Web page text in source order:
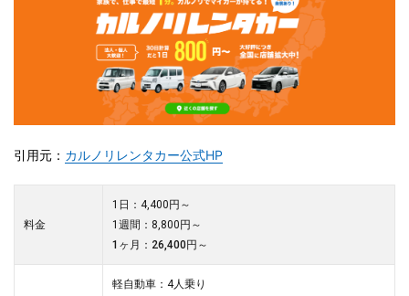
引用元： カルノリレンタカー公式HP
料金
1日：4,400円～
1週間：8,800円～
1ヶ月：26,400円～
軽自動車：4人乗り